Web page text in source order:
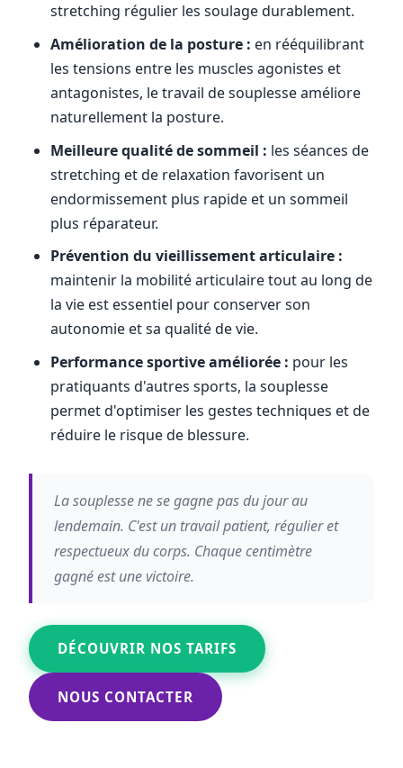
stretching régulier les soulage durablement.
Amélioration de la posture : en rééquilibrant
les tensions entre les muscles agonistes et
antagonistes, le travail de souplesse améliore
naturellement la posture.
Meilleure qualité de sommeil : les séances de
stretching et de relaxation favorisent un
endormissement plus rapide et un sommeil
plus réparateur.
Prévention du vieillissement articulaire :
maintenir la mobilité articulaire tout au long de
la vie est essentiel pour conserver son
autonomie et sa qualité de vie.
Performance sportive améliorée : pour les
pratiquants d'autres sports, la souplesse
permet d'optimiser les gestes techniques et de
réduire le risque de blessure.
La souplesse ne se gagne pas du jour au
lendemain. C'est un travail patient, régulier et
respectueux du corps. Chaque centimètre
gagné est une victoire.
DÉCOUVRIR NOS TARIFS
NOUS CONTACTER